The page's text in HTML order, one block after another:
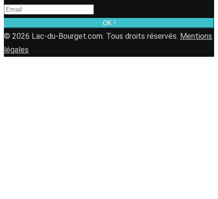
OK !
© 2026 Lac-du-Bourget.com. Tous droits réservés. Mentions
légales